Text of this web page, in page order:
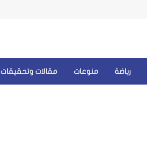
رياضة منوعات مقالات وتحقيقات